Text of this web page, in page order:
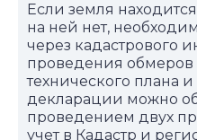
Если земля
на ней нет,
через кадастрового
проведения обмеров
технического плана
декларации можно
проведением двух
учет в Кадастр и